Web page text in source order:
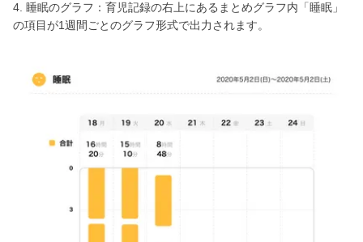
4. 睡眠のグラフ：育児記録の右上にあるまとめグラフ内「睡眠」
の項目が1週間ごとのグラフ形式で出力されます。